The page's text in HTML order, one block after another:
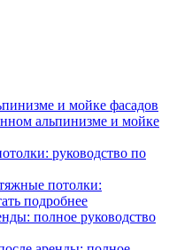
альпинизме и мойке
потолки:
подробнее